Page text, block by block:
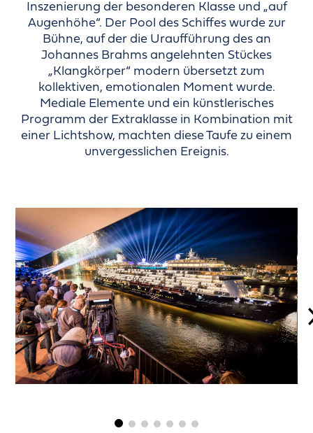
Inszenierung der besonderen Klasse und „auf
Augenhöhe“. Der Pool des Schiffes wurde zur
Bühne, auf der die Uraufführung des an
Johannes Brahms angelehnten Stückes
„Klangkörper“ modern übersetzt zum
kollektiven, emotionalen Moment wurde.
Mediale Elemente und ein künstlerisches
Programm der Extraklasse in Kombination mit
einer Lichtshow, machten diese Taufe zu einem
unvergesslichen Ereignis.